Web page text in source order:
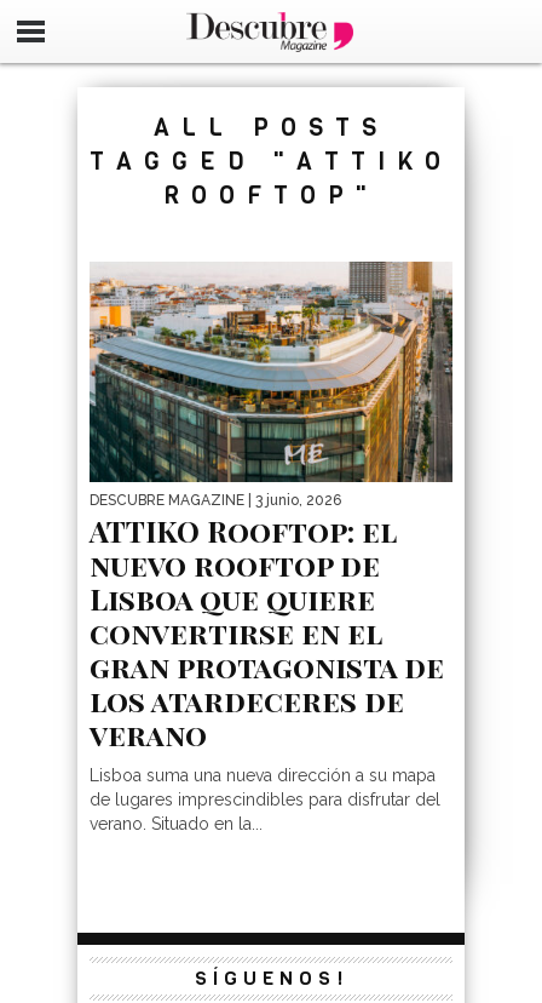
google-site-
ALL POSTS
TAGGED "ATTIKO
ROOFTOP"
DESCUBRE MAGAZINE | 3 junio, 2026
ATTIKO Rooftop: el
nuevo rooftop de
Lisboa que quiere
convertirse en el
gran protagonista de
los atardeceres de
verano
Lisboa suma una nueva dirección a su mapa
de lugares imprescindibles para disfrutar del
verano. Situado en la...
SÍGUENOS!